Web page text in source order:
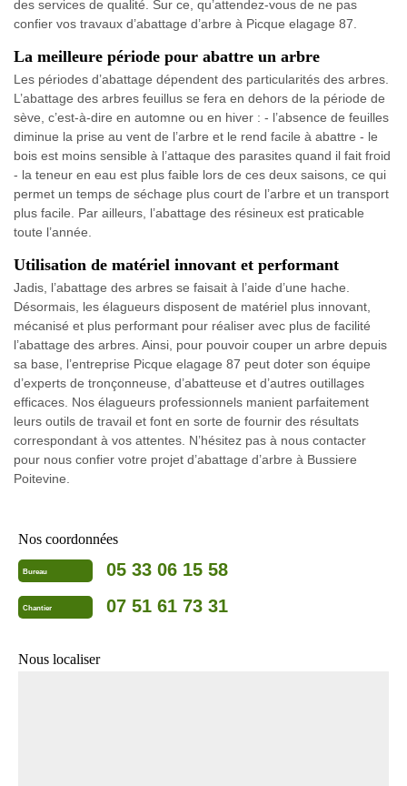
des services de qualité. Sur ce, qu’attendez-vous de ne pas
confier vos travaux d’abattage d’arbre à Picque elagage 87.
La meilleure période pour abattre un arbre
Les périodes d’abattage dépendent des particularités des arbres.
L’abattage des arbres feuillus se fera en dehors de la période de
sève, c’est-à-dire en automne ou en hiver : - l’absence de feuilles
diminue la prise au vent de l’arbre et le rend facile à abattre - le
bois est moins sensible à l’attaque des parasites quand il fait froid
- la teneur en eau est plus faible lors de ces deux saisons, ce qui
permet un temps de séchage plus court de l’arbre et un transport
plus facile. Par ailleurs, l’abattage des résineux est praticable
toute l’année.
Utilisation de matériel innovant et performant
Jadis, l’abattage des arbres se faisait à l’aide d’une hache.
Désormais, les élagueurs disposent de matériel plus innovant,
mécanisé et plus performant pour réaliser avec plus de facilité
l’abattage des arbres. Ainsi, pour pouvoir couper un arbre depuis
sa base, l’entreprise Picque elagage 87 peut doter son équipe
d’experts de tronçonneuse, d’abatteuse et d’autres outillages
efficaces. Nos élagueurs professionnels manient parfaitement
leurs outils de travail et font en sorte de fournir des résultats
correspondant à vos attentes. N’hésitez pas à nous contacter
pour nous confier votre projet d’abattage d’arbre à Bussiere
Poitevine.
Nos coordonnées
Bureau 05 33 06 15 58
Chantier 07 51 61 73 31
Nous localiser